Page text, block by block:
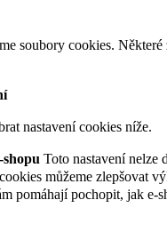
soubory cookies.
nastavení cookies níže.
Toto nastavení nelze
můžeme zlepšovat
pomáhají pochopit, jak e-